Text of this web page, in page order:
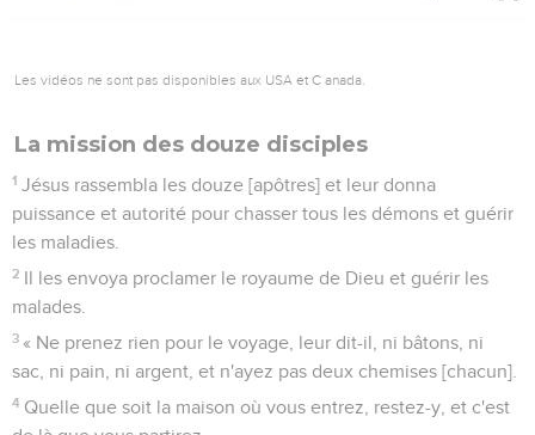
Les vidéos ne sont pas disponibles aux USA et C anada.
La mission des douze disciples
1 Jésus rassembla les douze [apôtres] et leur donna
puissance et autorité pour chasser tous les démons et guérir
les maladies.
2 Il les envoya proclamer le royaume de Dieu et guérir les
malades.
3 « Ne prenez rien pour le voyage, leur dit-il, ni bâtons, ni
sac, ni pain, ni argent, et n'ayez pas deux chemises [chacun].
4 Quelle que soit la maison où vous entrez, restez-y, et c'est